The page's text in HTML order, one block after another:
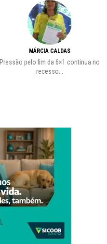
MÁRCIA CALDAS
Pressão pelo fim da 6×1 continua no
recesso...